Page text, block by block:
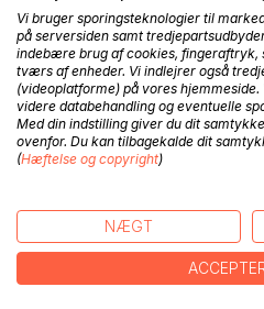
BESKRIVELSE
Barske julehistorier - absolut
hyggeligt. Har far fået det
skoven. Lukket ude. Lukket
service. En gammel grå
jul". Men i nogle tilfælde ville
bedre, hvis hun havde ladet
Vi bruger sporingsteknologier til
på serversiden samt
indebære brug af cookies, fingeraftryk,
tværs af enheder. Vi indlejrer også
(videoplatforme) på vores
videre databehandling og eventuelle
Med din indstilling giver du dit
ovenfor. Du kan tilbagekalde dit
(Hæftelse og copyright)
NÆGT